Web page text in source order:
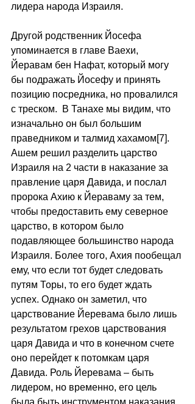
лидера народа Израиля.
Другой родственник Йосефа
упоминается в главе Ваехи,
Йеравам бен Нафат, который могу
бы подражать Йосефу и принять
позицию посредника, но провалился
с треском.  В Танахе мы видим, что
изначально он был большим
праведником и талмид хахамом[7].
Ашем решил разделить царство
Израиля на 2 части в наказание за
правление царя Давида, и послал
пророка Ахию к Йераваму за тем,
чтобы предоставить ему северное
царство, в котором было
подавляющее большинство народа
Израиля. Более того, Ахия пообещал
ему, что если тот будет следовать
путям Торы, то его будет ждать
успех. Однако он заметил, что
царствование Йеревама было лишь
результатом грехов царствования
царя Давида и что в конечном счете
оно перейдет к потомкам царя
Давида. Роль Йеревама – быть
лидером, но временно, его цель
была быть инструментом наказания